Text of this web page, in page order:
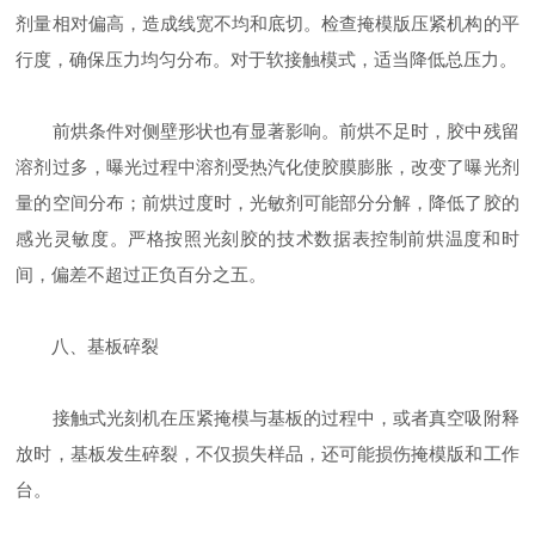
剂量相对偏高，造成线宽不均和底切。检查掩模版压紧机构的平
行度，确保压力均匀分布。对于软接触模式，适当降低总压力。
前烘条件对侧壁形状也有显著影响。前烘不足时，胶中残留
溶剂过多，曝光过程中溶剂受热汽化使胶膜膨胀，改变了曝光剂
量的空间分布；前烘过度时，光敏剂可能部分分解，降低了胶的
感光灵敏度。严格按照光刻胶的技术数据表控制前烘温度和时
间，偏差不超过正负百分之五。
八、基板碎裂
接触式光刻机在压紧掩模与基板的过程中，或者真空吸附释
放时，基板发生碎裂，不仅损失样品，还可能损伤掩模版和工作
台。